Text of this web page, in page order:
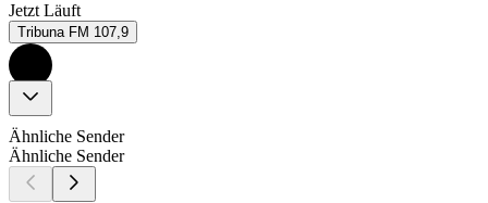
Jetzt Läuft
Tribuna FM 107,9
Ähnliche Sender
Ähnliche Sender